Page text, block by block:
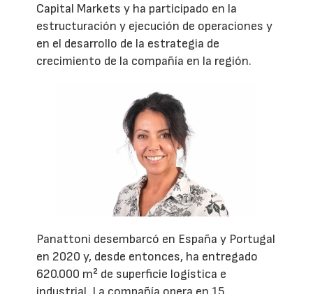
Capital Markets y ha participado en la
estructuración y ejecución de operaciones y
en el desarrollo de la estrategia de
crecimiento de la compañía en la región.
Panattoni desembarcó en España y Portugal
en 2020 y, desde entonces, ha entregado
620.000 m² de superficie logística e